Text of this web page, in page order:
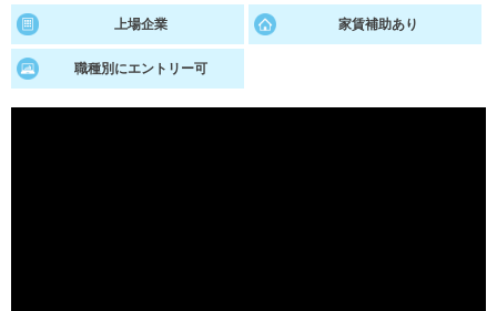
あなたに合う仕事を診断！
上場企業 家賃補助あり
職種別にエントリー可